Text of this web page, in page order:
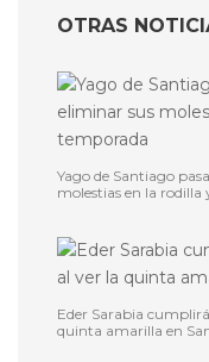
OTRAS
Yago de Santiago
molestias en la rodilla
Eder Sarabia
quinta amarilla en